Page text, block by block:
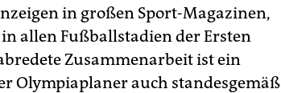
in großen Sport-Magazinen,
allen Fußballstadien der Ersten
Zusammenarbeit ist ein
Olympiaplaner auch standesgemäß